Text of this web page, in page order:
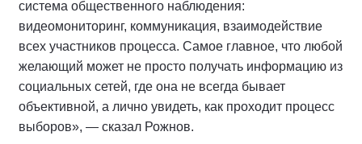
система общественного наблюдения:
видеомониторинг, коммуникация, взаимодействие
всех участников процесса. Самое главное, что любой
желающий может не просто получать информацию из
социальных сетей, где она не всегда бывает
объективной, а лично увидеть, как проходит процесс
выборов», — сказал Рожнов.